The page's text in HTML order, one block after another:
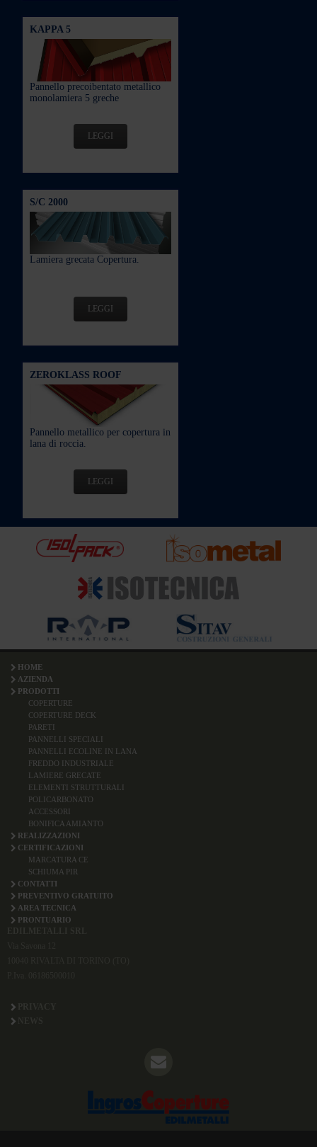
KAPPA 5
Pannello precoibentato metallico
monolamiera 5 greche
LEGGI
S/C 2000
Lamiera grecata Copertura.
LEGGI
ZEROKLASS ROOF
Pannello metallico per copertura in
lana di roccia.
LEGGI
HOME
AZIENDA
PRODOTTI
COPERTURE
COPERTURE DECK
PARETI
PANNELLI SPECIALI
PANNELLI ECOLINE IN LANA
FREDDO INDUSTRIALE
LAMIERE GRECATE
ELEMENTI STRUTTURALI
POLICARBONATO
ACCESSORI
BONIFICA AMIANTO
REALIZZAZIONI
CERTIFICAZIONI
MARCATURA CE
SCHIUMA PIR
CONTATTI
PREVENTIVO GRATUITO
AREA TECNICA
PRONTUARIO